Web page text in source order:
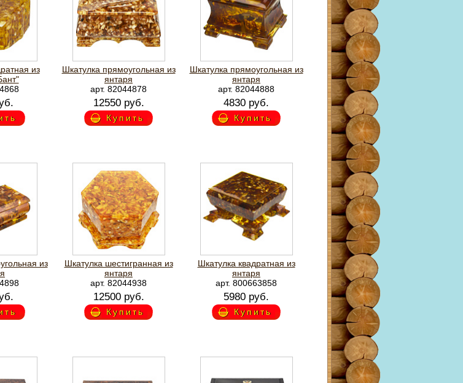
из
Шкатулка прямоугольная из
янтаря
арт. 82044878
12550 руб.
Купить
Шкатулка прямоугольная из
янтаря
арт. 82044888
4830 руб.
Купить
из
Шкатулка шестигранная из
янтаря
арт. 82044938
12500 руб.
Купить
Шкатулка квадратная из
янтаря
арт. 800663858
5980 руб.
Купить